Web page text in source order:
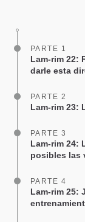
PARTE 1
Lam-rim 22:
darle esta
PARTE 2
Lam-rim 23:
PARTE 3
Lam-rim 24:
posibles las
PARTE 4
Lam-rim 25: